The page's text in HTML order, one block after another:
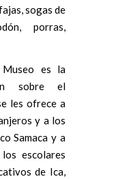
sogas de
porras,
es la
sobre el
les ofrece a
y a los
Samaca y a
escolares
de Ica,